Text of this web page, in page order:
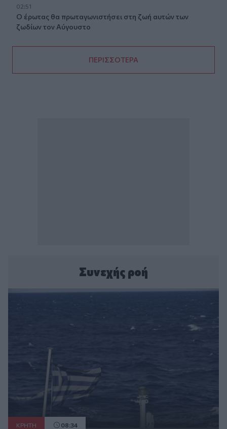
02:51
Ο έρωτας θα πρωταγωνιστήσει στη ζωή αυτών των
ζωδίων τον Αύγουστο
ΠΕΡΙΣΣΟΤΕΡΑ
Συνεχής ροή
ΚΡΗΤΗ 08:34